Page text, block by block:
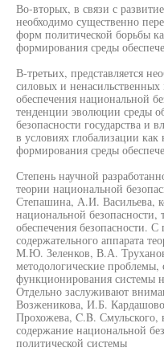
Во-вторых, в связи с
необходимо существенно
форм политической борьбы
формирования среды
В-третьих, представляется
силовых и ненасильственных
обеспечения национальной
тенденции эволюции среды
безопасности государства и
в условиях глобализации
формирования среды
Степень научной
теории национальной
Степашина, А.И. Васильева,
национальной безопасности,
обеспечения безопасности.
содержательного аппарата
М.Ю. Зеленков, В.А. Труханов
методологические
функционирования системы
Отдельно заслуживают
Возженикова, И.Б.
Прохожева, C.B. Смульского,
содержание национальной
политической системы